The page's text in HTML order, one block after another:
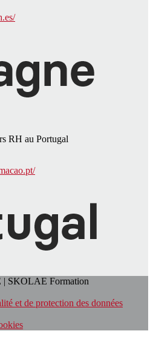
RH au Portugal
SKOLAE Formation
et de protection des données